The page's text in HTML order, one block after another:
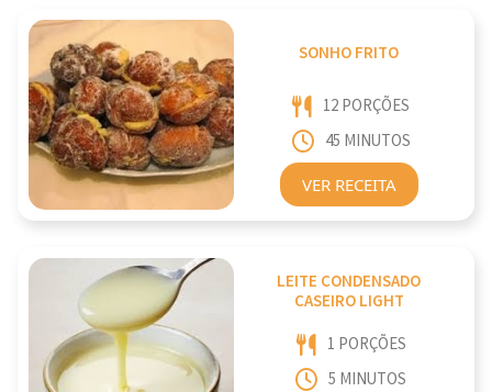
SONHO FRITO
12 PORÇÕES
45 MINUTOS
VER RECEITA
LEITE CONDENSADO
CASEIRO LIGHT
1 PORÇÕES
5 MINUTOS